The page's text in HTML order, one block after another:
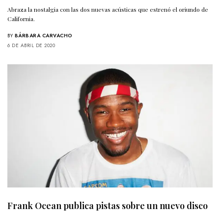
Abraza la nostalgia con las dos nuevas acústicas que estrenó el oriundo de
California.
BY BÁRBARA CARVACHO
6 DE ABRIL DE 2020
Frank Ocean publica pistas sobre un nuevo disco